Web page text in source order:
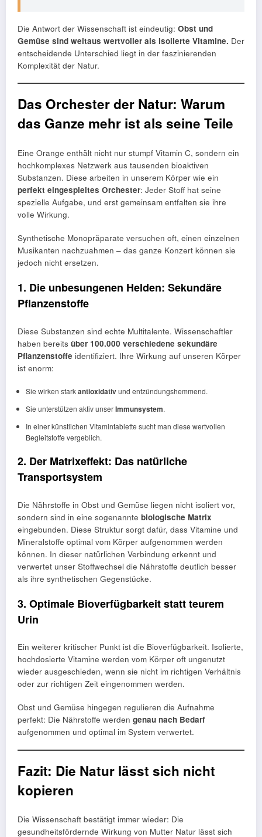
Die Antwort der Wissenschaft ist eindeutig: Obst und
Gemüse sind weitaus wertvoller als isolierte Vitamine. Der
entscheidende Unterschied liegt in der faszinierenden
Komplexität der Natur.
Das Orchester der Natur: Warum
das Ganze mehr ist als seine Teile
Eine Orange enthält nicht nur stumpf Vitamin C, sondern ein
hochkomplexes Netzwerk aus tausenden bioaktiven
Substanzen. Diese arbeiten in unserem Körper wie ein
perfekt eingespieltes Orchester: Jeder Stoff hat seine
spezielle Aufgabe, und erst gemeinsam entfalten sie ihre
volle Wirkung.
Synthetische Monopräparate versuchen oft, einen einzelnen
Musikanten nachzuahmen – das ganze Konzert können sie
jedoch nicht ersetzen.
1. Die unbesungenen Helden: Sekundäre
Pflanzenstoffe
Diese Substanzen sind echte Multitalente. Wissenschaftler
haben bereits über 100.000 verschiedene sekundäre
Pflanzenstoffe identifiziert. Ihre Wirkung auf unseren Körper
ist enorm:
Sie wirken starkantioxidativund entzündungshemmend.
Sie unterstützen aktiv unserImmunsystem.
In einer künstlichen Vitamintablette sucht man diese wertvollen
Begleitstoffe vergeblich.
2. Der Matrixeffekt: Das natürliche
Transportsystem
Die Nährstoffe in Obst und Gemüse liegen nicht isoliert vor,
sondern sind in eine sogenannte biologische Matrix
eingebunden. Diese Struktur sorgt dafür, dass Vitamine und
Mineralstoffe optimal vom Körper aufgenommen werden
können. In dieser natürlichen Verbindung erkennt und
verwertet unser Stoffwechsel die Nährstoffe deutlich besser
als ihre synthetischen Gegenstücke.
3. Optimale Bioverfügbarkeit statt teurem
Urin
Ein weiterer kritischer Punkt ist die Bioverfügbarkeit. Isolierte,
hochdosierte Vitamine werden vom Körper oft ungenutzt
wieder ausgeschieden, wenn sie nicht im richtigen Verhältnis
oder zur richtigen Zeit eingenommen werden.
Obst und Gemüse hingegen regulieren die Aufnahme
perfekt: Die Nährstoffe werden genau nach Bedarf
aufgenommen und optimal im System verwertet.
Fazit: Die Natur lässt sich nicht
kopieren
Die Wissenschaft bestätigt immer wieder: Die
gesundheitsfördernde Wirkung von Mutter Natur lässt sich